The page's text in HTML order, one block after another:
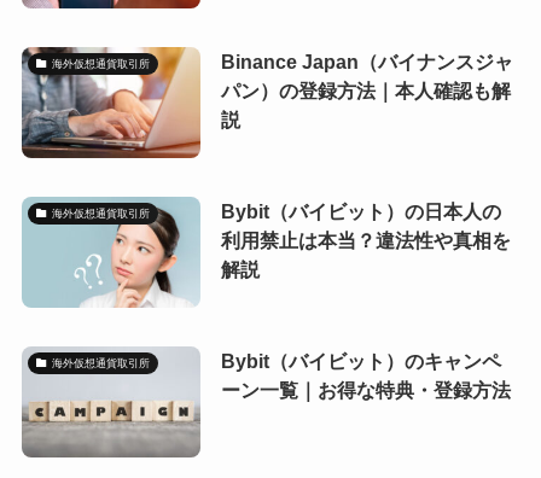
海外仮想通貨取引所
Binance Japan（バイナンスジャ
パン）の登録方法｜本人確認も解
説
海外仮想通貨取引所
Bybit（バイビット）の日本人の
利用禁止は本当？違法性や真相を
解説
海外仮想通貨取引所
Bybit（バイビット）のキャンペ
ーン一覧｜お得な特典・登録方法